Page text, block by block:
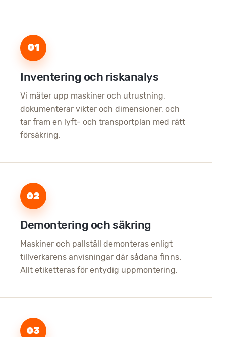
01
Inventering och riskanalys
Vi mäter upp maskiner och utrustning,
dokumenterar vikter och dimensioner, och
tar fram en lyft- och transportplan med rätt
försäkring.
02
Demontering och säkring
Maskiner och pallställ demonteras enligt
tillverkarens anvisningar där sådana finns.
Allt etiketteras för entydig uppmontering.
03